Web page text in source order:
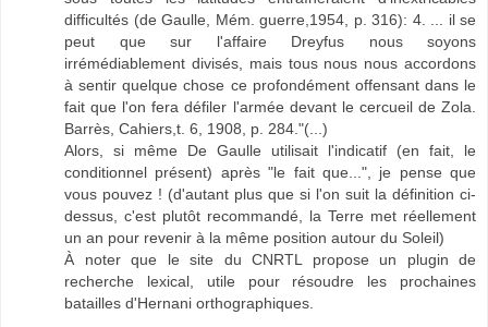
difficultés (de Gaulle, Mém. guerre,1954, p. 316): 4. ... il se
peut que sur l'affaire Dreyfus nous soyons
irrémédiablement divisés, mais tous nous nous accordons
à sentir quelque chose ce profondément offensant dans le
fait que l'on fera défiler l'armée devant le cercueil de Zola.
Barrès, Cahiers,t. 6, 1908, p. 284."(...)
Alors, si même De Gaulle utilisait l'indicatif (en fait, le
conditionnel présent) après "le fait que...", je pense que
vous pouvez ! (d'autant plus que si l'on suit la définition ci-
dessus, c'est plutôt recommandé, la Terre met réellement
un an pour revenir à la même position autour du Soleil)
À noter que le site du CNRTL propose un plugin de
recherche lexical, utile pour résoudre les prochaines
batailles d'Hernani orthographiques.